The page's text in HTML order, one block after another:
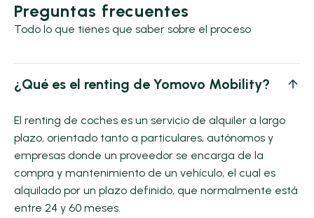
Preguntas frecuentes
Todo lo que tienes que saber sobre el proceso
¿Qué es el renting de Yomovo Mobility?
El renting de coches es un servicio de alquiler a largo
plazo, orientado tanto a particulares, autónomos y
empresas donde un proveedor se encarga de la
compra y mantenimiento de un vehículo, el cual es
alquilado por un plazo definido, que normalmente está
entre 24 y 60 meses.